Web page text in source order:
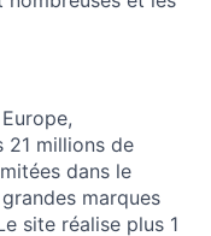
21 millions de
dans le
marques
site réalise plus 1